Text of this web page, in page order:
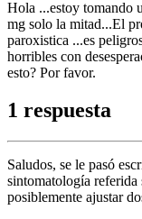
Hola ...estoy tomando
mg solo la mitad...El
paroxistica ...es
horribles con
esto? Por favor.
1 respuesta
Saludos, se le pasó
sintomatología referida
posiblemente ajustar